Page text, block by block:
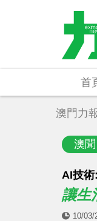
首
澳聞
澳門力
AI技術:
讓生
10/03/